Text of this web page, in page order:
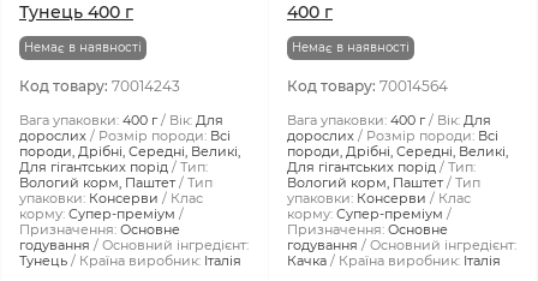
Тунець 400 г
Немає в наявності
Код товару: 70014243
Вага упаковки: 400 г Вік: Для
дорослих
Розмір породи: Всі
породи, Дрібні, Середні, Великі,
Для гігантських порід
Тип:
Вологий корм, Паштет
Тип
упаковки: Консерви
Клас
корму: Супер-преміум
Призначення: Основне
годування
Основний інгредієнт:
Тунець
Країна виробник: Італія
400 г
Немає в наявності
Код товару: 70014564
Вага упаковки: 400 г Вік: Для
дорослих
Розмір породи: Всі
породи, Дрібні, Середні, Великі,
Для гігантських порід
Тип:
Вологий корм, Паштет
Тип
упаковки: Консерви
Клас
корму: Супер-преміум
Призначення: Основне
годування
Основний інгредієнт:
Качка
Країна виробник: Італія